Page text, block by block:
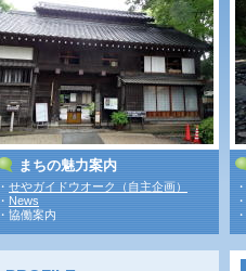
まちの魅力案内
・ せやガイドウオーク（自主企画）
・ News
・協働案内
・
・
・